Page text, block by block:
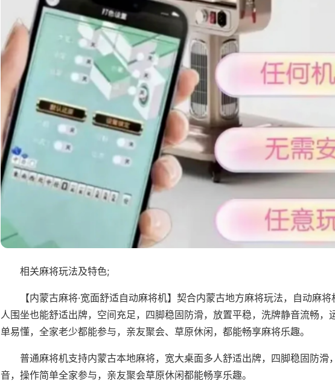
相关麻将玩法及特色;
【内蒙古麻将·宽面舒适自动麻将机】契合内蒙古地方麻将玩法，自动麻
人围坐也能舒适出牌，空间充足，四脚稳固防滑，放置平稳，洗牌静音流畅，
单易懂，全家老少都能参与，亲友聚会、草原休闲，都能畅享麻将乐趣。
普通麻将机支持内蒙古本地麻将，宽大桌面多人舒适出牌，四脚稳固防滑
音，操作简单全家参与，亲友聚会草原休闲都能畅享乐趣。